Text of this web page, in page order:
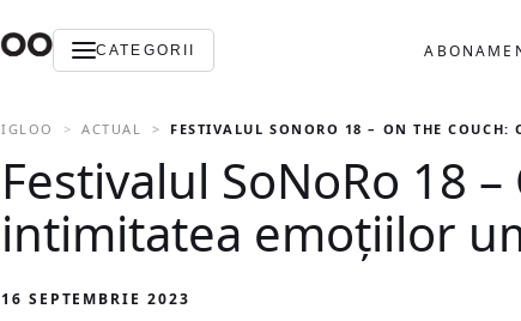
CATEGORII
IGLOO ACTUAL FESTIVALUL SONORO 18 – ON THE
Festivalul SoNoRo 18
intimitatea emoțiilor
16 SEPTEMBRIE 2023